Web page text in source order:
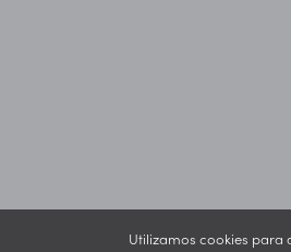
Utilizamos cookies para